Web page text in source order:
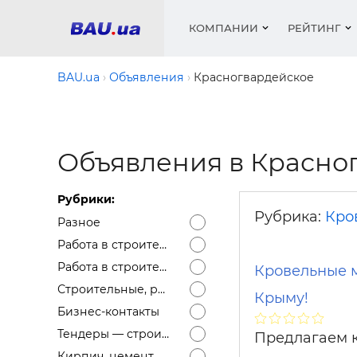
КОМПАНИИ РЕЙТИНГ
Медиа
Окна и
песок,
BAU.ua Объявления Красногвардейское
Объявления в
Рубрики:
Разное
Работа в строительстве — Вакансии
Работа в строительстве — Резюме
Строительные, ремонтные услуги
Бизнес-контакты
Тендеры — строительные
Рубрика:
Кровельные
Крыму!
Предлагаем